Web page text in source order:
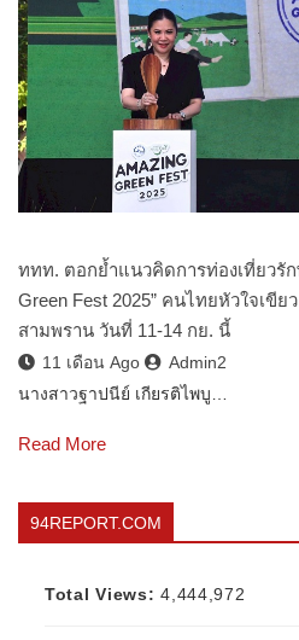
ททท. ตอกย้ำแนวคิดการท่องเที่ยวรัก
Green Fest 2025” คนไทยหัวใจเขี
สามพราน วันที่ 11-14 กย. นี้
11 เดือน Ago
Admin2
นางสาวฐาปนีย์ เกียรติไพบู…
Read More
94REPORT.COM
Total Views:4,444,972